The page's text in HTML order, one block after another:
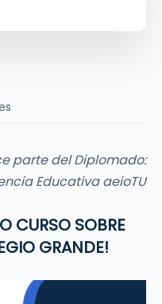
parte del Diplomado:
Educativa aeioTU
CURSO SOBRE
GRANDE!